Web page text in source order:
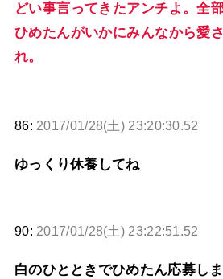
どい事言ってきたアンチよ。全
ひめたんがいかにみんなから愛
れ。
86: 2017/01/28(土) 23:20:30.52
ゆっくり休養してね
90: 2017/01/28(土) 23:22:51.52
白のひとときでひめたん応募し